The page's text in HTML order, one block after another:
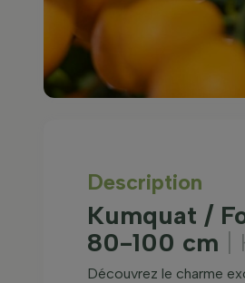
Description
Kumquat /
80-100 cm
Découvrez le charme